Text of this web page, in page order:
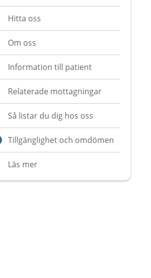
Hitta oss
Om oss
Information till patient
Relaterade mottagningar
Så listar du dig hos oss
Tillgänglighet och omdömen
Läs mer